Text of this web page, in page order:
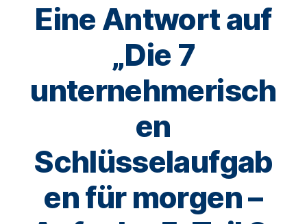
Eine Antwort auf
„Die 7
unternehmerisch
en
Schlüsselaufgab
en für morgen –